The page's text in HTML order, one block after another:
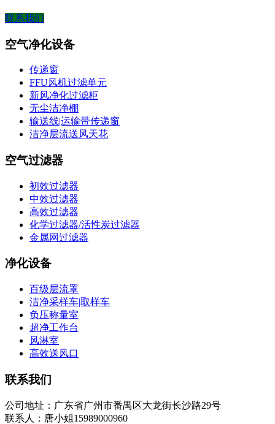
联系我们
空气净化设备
传递窗
FFU风机过滤单元
新风净化过滤柜
无尘洁净棚
输送线|运输带传递窗
洁净层流送风天花
空气过滤器
初效过滤器
中效过滤器
高效过滤器
化学过滤器/活性炭过滤器
金属网过滤器
净化设备
百级层流罩
洁净采样车|取样车
负压称量室
超净工作台
风淋室
高效送风口
联系我们
公司地址：广东省广州市番禺区大龙街长沙路29号
联系人：唐小姐15989000960